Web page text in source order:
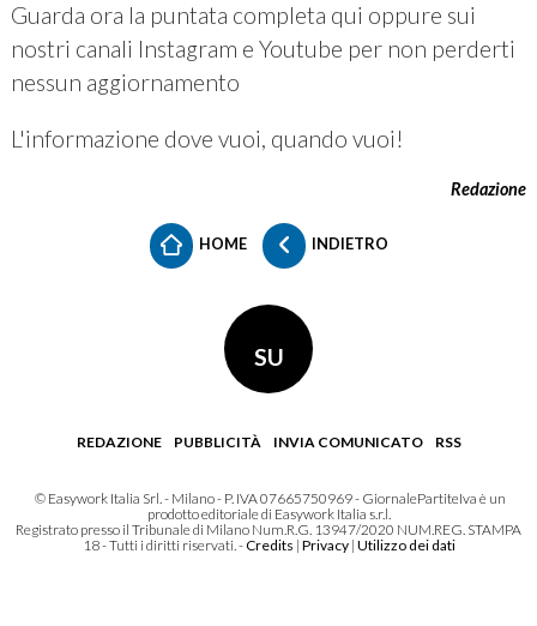
Guarda ora la puntata completa qui oppure sui
nostri canali Instagram e Youtube per non perderti
nessun aggiornamento
L'informazione dove vuoi, quando vuoi!
Redazione
HOME INDIETRO
SU
REDAZIONE PUBBLICITÀ INVIA COMUNICATO RSS
© Easywork Italia Srl. - Milano - P. IVA 07665750969 - GiornalePartiteIva è un
prodotto editoriale di Easywork Italia s.r.l.
Registrato presso il Tribunale di Milano Num.R.G. 13947/2020 NUM.REG. STAMPA
18 - Tutti i diritti riservati. -Credits | Privacy| Utilizzo dei dati